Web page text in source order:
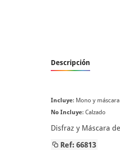
Descripción
Incluye: Mono y
No Incluye: Calzado
Disfraz y Máscara
Ref: 66813